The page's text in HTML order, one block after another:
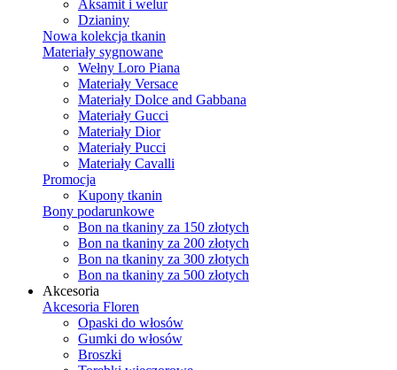
Aksamit i welur
Dzianiny
Nowa kolekcja tkanin
Materiały sygnowane
Wełny Loro Piana
Materiały Versace
Materiały Dolce and Gabbana
Materiały Gucci
Materiały Dior
Materiały Pucci
Materiały Cavalli
Promocja
Kupony tkanin
Bony podarunkowe
Bon na tkaniny za 150 złotych
Bon na tkaniny za 200 złotych
Bon na tkaniny za 300 złotych
Bon na tkaniny za 500 złotych
Akcesoria
Akcesoria Floren
Opaski do włosów
Gumki do włosów
Broszki